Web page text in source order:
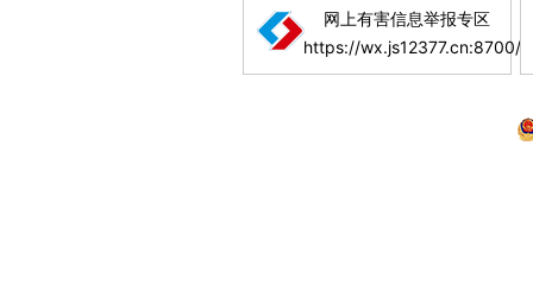
网上有害信息举报专区
https://wx.js12377.cn:8700/